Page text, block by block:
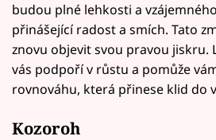
budou plné lehkosti a
přinášející radost a smích. Tato
znovu objevit svou pravou jiskru.
vás podpoří v růstu a pomůže
rovnováhu, která přinese klid do
Kozoroh